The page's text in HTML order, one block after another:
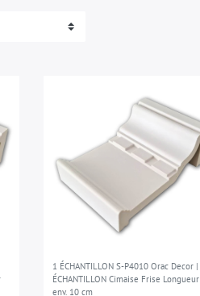
1 ÉCHANTILLON S-P4010 Orac Decor |
ÉCHANTILLON Cimaise Frise Longueur
env. 10 cm